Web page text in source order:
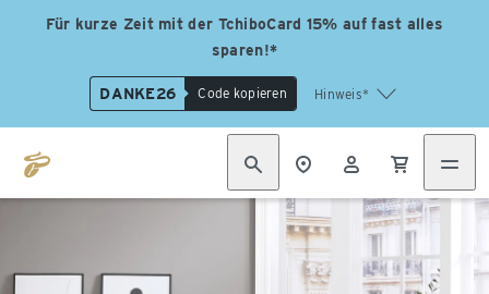
Für kurze Zeit mit der TchiboCard 15% auf fast alles
sparen!*
DANKE26 Code kopieren Hinweis*